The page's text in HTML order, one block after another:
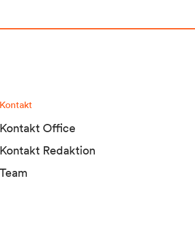
Kontakt
Kontakt Office
Kontakt Redaktion
Team